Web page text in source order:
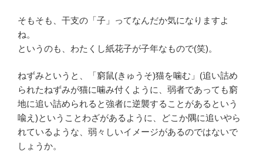
そもそも、干支の「子」ってなんだか気になりますよ
ね。
というのも、わたくし紙花子が子年なもので(笑)。
ねずみというと、「窮鼠(きゅうそ)猫を噛む」(追い詰め
られたねずみが猫に噛み付くように、弱者であっても窮
地に追い詰められると強者に逆襲することがあるという
喩え)ということわざがあるように、どこか隅に追いやら
れているような、弱々しいイメージがあるのではないで
しょうか。